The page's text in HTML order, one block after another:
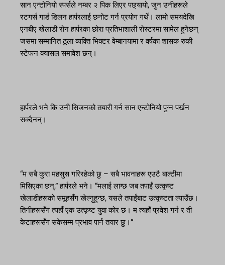
सान एन्टोनियो स्पर्सले नम्बर २ पिक लिएर पछ्यायो, जुन उनीहरूले
रटगर्स गार्ड डिलन हार्परलाई छनोट गर्न प्रयोग गर्थे। लामो समयदेखि
एनबीए खेलाडी रोन हार्परका छोरा प्रतिभाशाली रोस्टरमा सामेल हुनेछन्
जसमा सम्मानित ठूला व्यक्ति भिक्टर वेम्बानयामा र वर्षका शासक रुकी
स्टेफन क्यासल समावेश छन्।
हार्परले भने कि उनी सिजनको तयारी गर्न सान एन्टोनियो पुग्न पर्खन
सक्दैनन्।
“म सबै कुरा महसुस गरिरहेको छु – सबै भावनाहरू एउटै बाल्टीमा
मिसिएका छन्,” हार्परले भने। “मलाई लाग्छ जब तपाईं उत्कृष्ट
खेलाडीहरूको समूहसँग खेल्नुहुन्छ, यसले तपाईंबाट उत्कृष्टता ल्याउँछ।
तिनीहरूसँग त्यहाँ एक उत्कृष्ट युवा कोर छ। म त्यहाँ प्रवेश गर्न र ती
केटाहरूसँग सकेसम्म प्रभाव पार्न तयार छु।”